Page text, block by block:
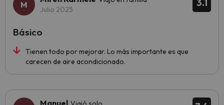
3.1
Julio 2025
Tienen todo por mejorar. Lo más importante es que
carecen de aire acondicionado.
Básico
Manuel